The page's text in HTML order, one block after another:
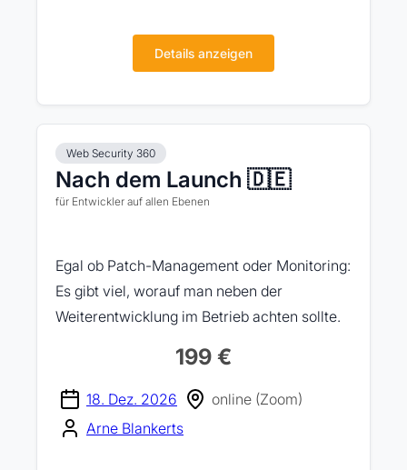
Details anzeigen
Web Security 360
Nach dem Launch 🇩🇪
für Entwickler auf allen Ebenen
Egal ob Patch-Management oder Monitoring:
Es gibt viel, worauf man neben der
Weiterentwicklung im Betrieb achten sollte.
199 €
18. Dez. 2026
online (Zoom)
Arne Blankerts